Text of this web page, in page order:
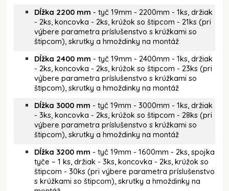
Dĺžka 2200 mm - tyč 19mm - 2200mm - 1ks, držiak
- 2ks, koncovka - 2ks, krúžok so štipcom - 21ks (pri
výbere parametra príslušenstvo s krúžkami so
štipcom), skrutky a hmoždinky na montáž
Dĺžka 2400 mm - tyč 19mm - 2400mm - 1ks, držiak
- 2ks, koncovka - 2ks, krúžok so štipcom - 23ks (pri
výbere parametra príslušenstvo s krúžkami so
štipcom), skrutky a hmoždinky na montáž
Dĺžka 3000 mm - tyč 19mm - 3000mm - 1ks, držiak
- 3ks, koncovka - 2ks, krúžok so štipcom - 28ks (pri
výbere parametra príslušenstvo s krúžkami so
štipcom), skrutky a hmoždinky na montáž
Dĺžka 3200 mm - tyč 19mm - 1600mm - 2ks, spojka
tyče – 1 ks, držiak - 3ks, koncovka - 2ks, krúžok so
štipcom - 30ks (pri výbere parametra príslušenstvo
s krúžkami so štipcom), skrutky a hmoždinky na